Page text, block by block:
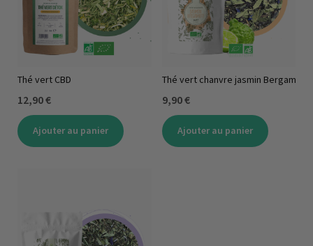
Thé vert CBD
12,90 €
Ajouter au panier
Thé vert chanvre jasmin Bergamote
9,90 €
Ajouter au panier